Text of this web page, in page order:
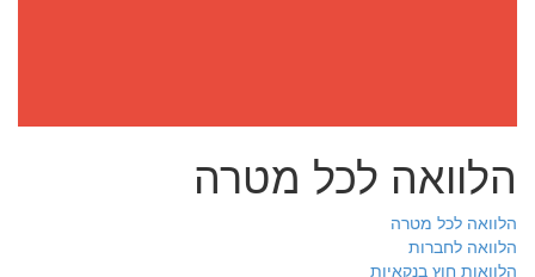
הלוואה לכל מטרה
הלוואה לכל מטרה
הלוואה לחברות
הלוואות חוץ בנקאיות